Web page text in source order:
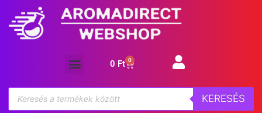
0 Ft 0
KERESÉS